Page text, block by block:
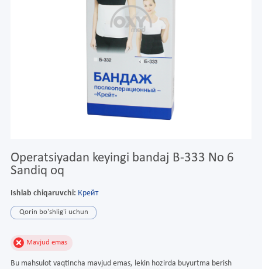
Operatsiyadan keyingi bandaj B-333 No 6
Sandiq oq
Ishlab chiqaruvchi: Крейт
Qorin bo'shlig'i uchun
Mavjud emas
Bu mahsulot vaqtincha mavjud emas, lekin hozirda buyurtma berish